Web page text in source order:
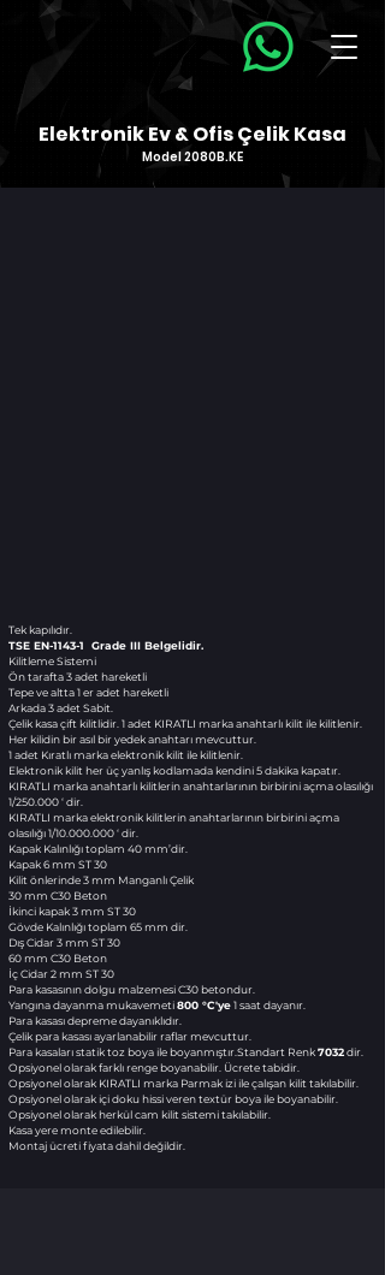
Elektronik Ev & Ofis Çelik Kasa
Model 2080B.KE
Tek kapılıdır.
TSE EN-1143-1 Grade III Belgelidir.
Kilitleme Sistemi
Ön tarafta 3 adet hareketli
Tepe ve altta 1 er adet hareketli
Arkada 3 adet Sabit.
Çelik kasa çift kilitlidir. 1 adet KIRATLI marka anahtarlı kilit ile kilitlenir.
Her kilidin bir asıl bir yedek anahtarı mevcuttur.
1 adet Kıratlı marka elektronik kilit ile kilitlenir.
Elektronik kilit her üç yanlış kodlamada kendini 5 dakika kapatır.
KIRATLI marka anahtarlı kilitlerin anahtarlarının birbirini açma olasılığı
1/250.000 ‘ dir.
KIRATLI marka elektronik kilitlerin anahtarlarının birbirini açma
olasılığı 1/10.000.000 ‘ dir.
Kapak Kalınlığı toplam 40 mm’dir.
Kapak 6 mm ST 30
Kilit önlerinde 3 mm Manganlı Çelik
30 mm C30 Beton
İkinci kapak 3 mm ST 30
Gövde Kalınlığı toplam 65 mm dir.
Dış Cidar 3 mm ST 30
60 mm C30 Beton
İç Cidar 2 mm ST 30
Para kasasının dolgu malzemesi C30 betondur.
Yangına dayanma mukavemeti800 °C'ye1 saat dayanır.
Para kasası depreme dayanıklıdır.
Çelik para kasası ayarlanabilir raflar mevcuttur.
Para kasaları statik toz boya ile boyanmıştır.Standart Renk7032dir.
Opsiyonel olarak farklı renge boyanabilir. Ücrete tabidir.
Opsiyonel olarak KIRATLI marka Parmak izi ile çalışan kilit takılabilir.
Opsiyonel olarak içi doku hissi veren textür boya ile boyanabilir.
Opsiyonel olarak herkül cam kilit sistemi takılabilir.
Kasa yere monte edilebilir.
Montaj ücreti fiyata dahil değildir.